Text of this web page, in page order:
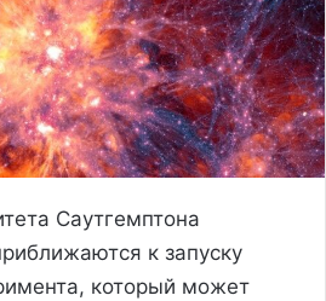
Саутгемптона
к запуску
который может